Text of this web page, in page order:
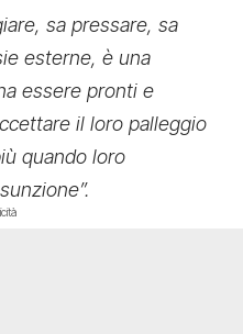
sa pressare, sa
esterne, è una
essere pronti e
il loro palleggio
quando loro